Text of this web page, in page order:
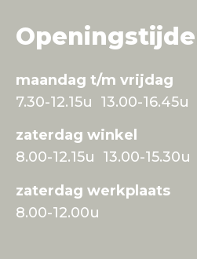
maandag t/m vrijdag
7.30-12.15u 13.00-16.45u
zaterdag winkel
8.00-12.15u 13.00-15.30u
zaterdag werkplaats
8.00-12.00u